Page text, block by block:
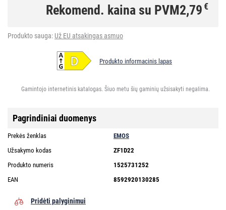
Rekomend. kaina su PVM2,79€
Produkto sauga: Už EU atsakingas asmuo
Produkto informacinis lapas
Gamintojo internetinis katalogas. Šiuo metu šių gaminių užsisakyti negalima.
Pagrindiniai duomenys
Prekės ženklas
EMOS
Užsakymo kodas
ZF1D22
Produkto numeris
1525731252
EAN
8592920130285
Pridėti palyginimui